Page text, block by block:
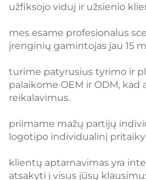
užfiksojo viduj ir užsienio
mes esame profesionalus
įrenginių gamintojas jau 15
turime patyrusius tyrimo ir
palaikome OEM ir ODM,
reikalavimus.
priimame mažų partijų
logotipo individualinį
klientų aptarnavimas yra
atsakyti į visus jūsų